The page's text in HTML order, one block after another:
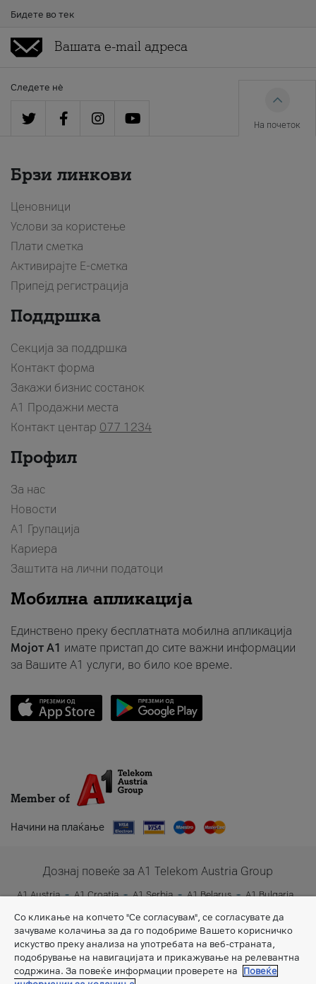
Бидете во тек
Следете нè
На почеток
Брзи линкови
Ценовници
Услови за користење
Плати сметка
Активирајте Е-сметка
Припејд регистрација
Поддршка
Секција за поддршка
Контакт форма
Закажи бизнис состанок
A1 Продажни места
Контакт центар 077 1234
Профил
За нас
Новости
А1 Групација
Кариера
Заштита на лични податоци
Мобилна апликација
Единствено преку бесплатната мобилна апликација
Мојот A1 имате пристап до сите важни информации
за Вашите A1 услуги, во било кое време.
Member of
Начини на плаќање
Дознај повеќе за A1 Telekom Austria Group
A1 Austria A1 Croatia A1 Serbia A1 Belarus
A1 Bulgaria
Со кликање на копчето "Се согласувам", се согласувате да
зачуваме колачиња за да го подобриме Вашето корисничко
искуство преку анализа на употребата на веб-страната,
подобрување на навигацијата и прикажување на релевантна
содржина. За повеќе информации проверете на
Повеќе